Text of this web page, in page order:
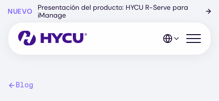
principal
NUEVO
Presentación del producto: HYCU R-Serve para
iManage
→
Abrir el
Blog